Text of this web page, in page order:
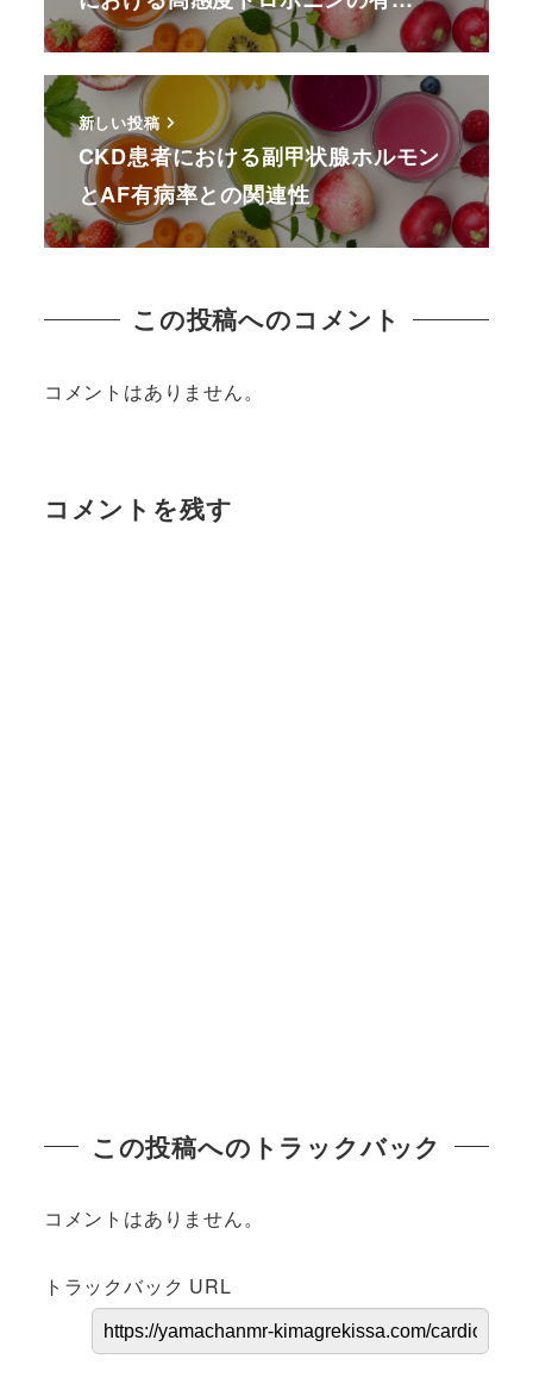
新しい投稿
CKD患者における副甲状腺ホルモン
とAF有病率との関連性
この投稿へのコメント
コメントはありません。
コメントを残す
この投稿へのトラックバック
コメントはありません。
トラックバック URL